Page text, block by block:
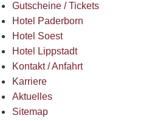
Gutscheine / Tickets
Hotel Paderborn
Hotel Soest
Hotel Lippstadt
Kontakt / Anfahrt
Karriere
Aktuelles
Sitemap